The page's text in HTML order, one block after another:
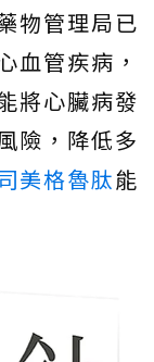
物管理局已
血管疾病，
將心臟病發
險，降低多
美格魯肽能